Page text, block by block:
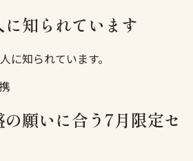
に知られています
に知られています。
願いに合う7月限定セ